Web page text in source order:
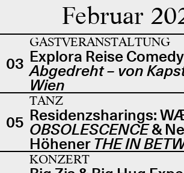
Februar
03
GASTVERANSTALTUNG
Explora Reise
Abgedreht – von
Wien
05
TANZ
Residenzsharings:
OBSOLESCENCE&
Höhener THE IN
KONZERT